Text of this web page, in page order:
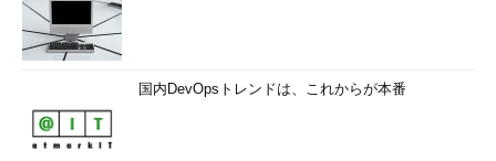
国内DevOpsトレンドは、これからが本番